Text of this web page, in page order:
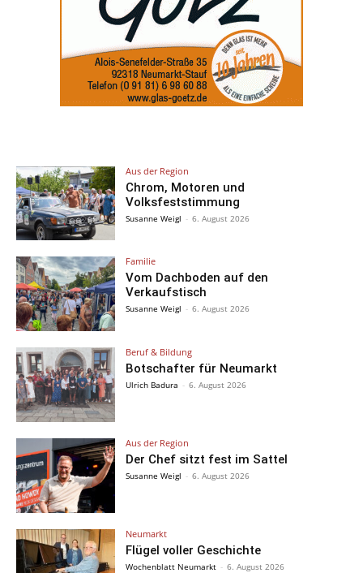
Aus der Region
Chrom, Motoren und
Volksfeststimmung
Susanne Weigl - 6. August 2026
Familie
Vom Dachboden auf den
Verkaufstisch
Susanne Weigl - 6. August 2026
Beruf & Bildung
Botschafter für Neumarkt
Ulrich Badura - 6. August 2026
Aus der Region
Der Chef sitzt fest im Sattel
Susanne Weigl - 6. August 2026
Neumarkt
Flügel voller Geschichte
Wochenblatt Neumarkt - 6. August 2026